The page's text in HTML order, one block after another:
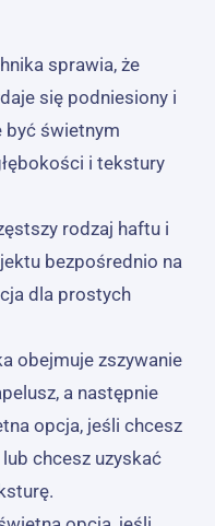
sprawia, że
się podniesiony i
być świetnym
i tekstury
rodzaj haftu i
bezpośrednio na
dla prostych
obejmuje zszywanie
a następnie
opcja, jeśli chcesz
chcesz uzyskać